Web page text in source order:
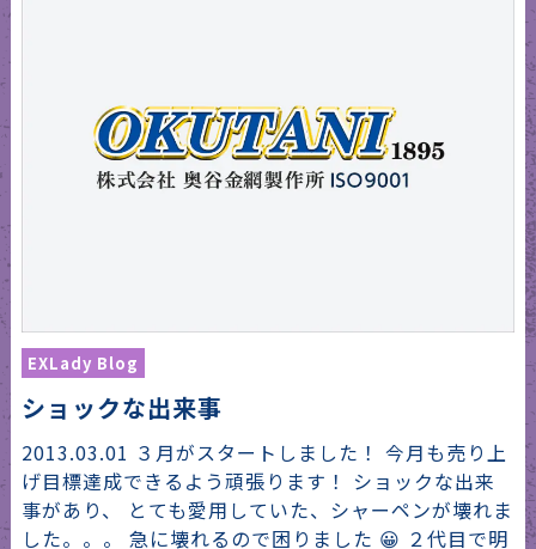
EXLady Blog
ショックな出来事
2013.03.01 ３月がスタートしました！ 今月も売り上
げ目標達成できるよう頑張ります！ ショックな出来
事があり、 とても愛用していた、シャーペンが壊れま
した。。。 急に壊れるので困りました 😀 ２代目で明